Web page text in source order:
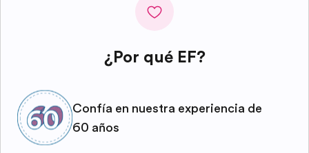
¿Por qué EF?
Confía en nuestra experiencia de
60 años